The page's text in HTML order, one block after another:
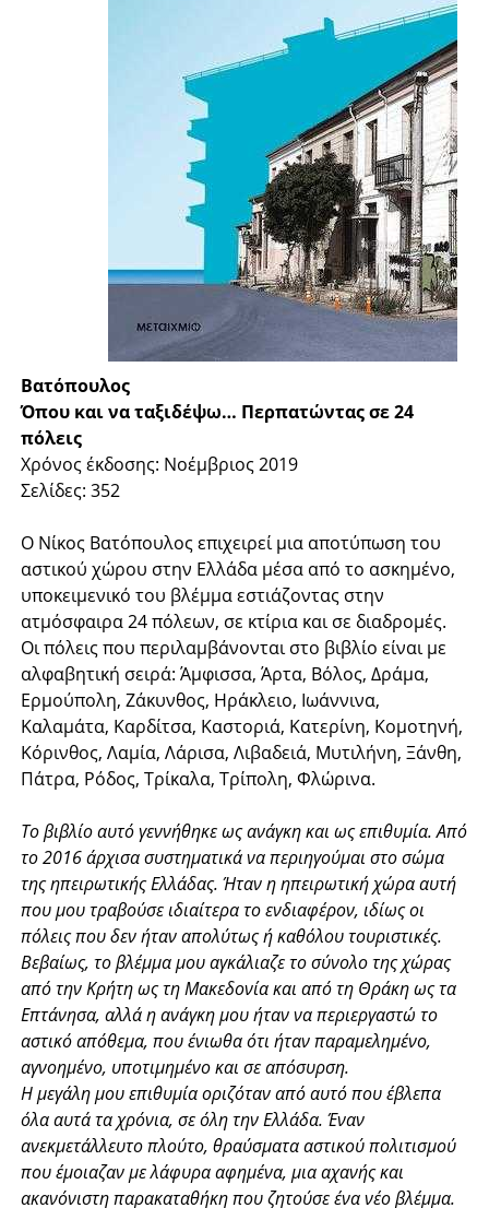
Βατόπουλος
Όπου και να ταξιδέψω… Περπατώντας σε 24
πόλεις
Χρόνος έκδοσης: Νοέμβριος 2019
Σελίδες: 352
Ο Νίκος Βατόπουλος επιχειρεί μια αποτύπωση του
αστικού χώρου στην Ελλάδα μέσα από το ασκημένο,
υποκειμενικό του βλέμμα εστιάζοντας στην
ατμόσφαιρα 24 πόλεων, σε κτίρια και σε διαδρομές.
Οι πόλεις που περιλαμβάνονται στο βιβλίο είναι με
αλφαβητική σειρά: Άμφισσα, Άρτα, Βόλος, Δράμα,
Ερμούπολη, Ζάκυνθος, Ηράκλειο, Ιωάννινα,
Καλαμάτα, Καρδίτσα, Καστοριά, Κατερίνη, Κομοτηνή,
Κόρινθος, Λαμία, Λάρισα, Λιβαδειά, Μυτιλήνη, Ξάνθη,
Πάτρα, Ρόδος, Τρίκαλα, Τρίπολη, Φλώρινα.
Το βιβλίο αυτό γεννήθηκε ως ανάγκη και ως επιθυμία. Από
το 2016 άρχισα συστηματικά να περιηγούμαι στο σώμα
της ηπειρωτικής Ελλάδας. Ήταν η ηπειρωτική χώρα αυτή
που μου τραβούσε ιδιαίτερα το ενδιαφέρον, ιδίως οι
πόλεις που δεν ήταν απολύτως ή καθόλου τουριστικές.
Βεβαίως, το βλέμμα μου αγκάλιαζε το σύνολο της χώρας
από την Κρήτη ως τη Μακεδονία και από τη Θράκη ως τα
Επτάνησα, αλλά η ανάγκη μου ήταν να περιεργαστώ το
αστικό απόθεμα, που ένιωθα ότι ήταν παραμελημένο,
αγνοημένο, υποτιμημένο και σε απόσυρση.
Η μεγάλη μου επιθυμία οριζόταν από αυτό που έβλεπα
όλα αυτά τα χρόνια, σε όλη την Ελλάδα. Έναν
ανεκμετάλλευτο πλούτο, θραύσματα αστικού πολιτισμού
που έμοιαζαν με λάφυρα αφημένα, μια αχανής και
ακανόνιστη παρακαταθήκη που ζητούσε ένα νέο βλέμμα.